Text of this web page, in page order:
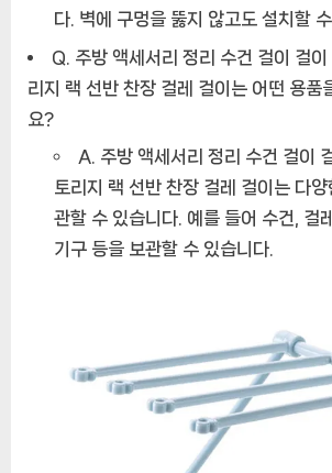
다. 벽에 구멍을 뚫지 않고도 설치할
Q. 주방 액세서리 정리 수건 걸이 걸
리지 랙 선반 찬장 걸레 걸이는 어떤 용품
요?
A. 주방 액세서리 정리 수건 걸이
토리지 랙 선반 찬장 걸레 걸이는 다
관할 수 있습니다. 예를 들어 수건, 걸
기구 등을 보관할 수 있습니다.